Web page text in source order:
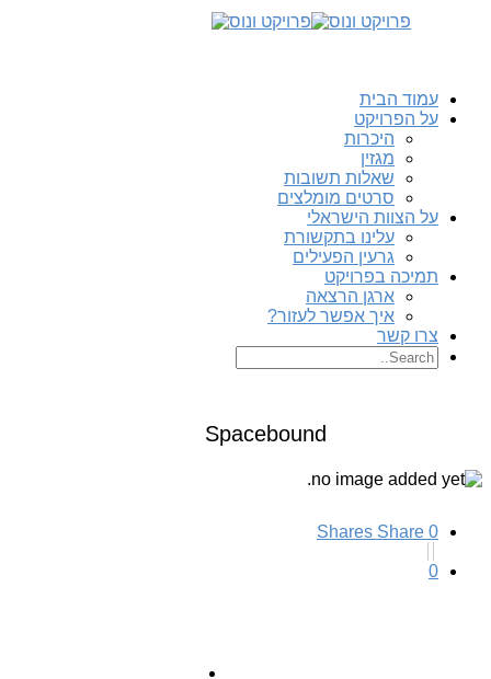
עמוד הבית
על הפרויקט
היכרות
מגזין
שאלות תשובות
סרטים מומלצים
על הצוות הישראלי
עלינו בתקשורת
גרעין הפעילים
תמיכה בפרויקט
ארגן הרצאה
איך אפשר לעזור?
צרו קשר
Spacebound
0
Shares Share
0